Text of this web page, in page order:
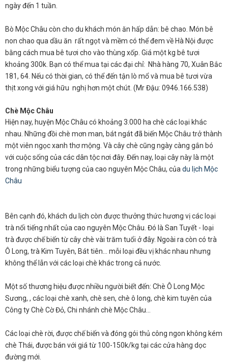
ngày đến 1 tuần.
Bò Mộc Châu còn cho du khách món ăn hấp dẫn: bê chao. Món bê
non chao qua dầu ăn rất ngọt và mềm có thể đem về Hà Nội được
bằng cách mua bê tươi cho vào thùng xốp. Giá một kg bê tươi
khoảng 300k. Bạn có thể mua tại các đại chỉ: Nhà hàng 70, Xuân Bắc
181, 64. Nếu có thời gian, có thể đến tận lò mổ và mua bê tươi vừa
thịt xong với giá hữu nghị hơn một chút. (Mr Đậu: 0946.166.538)
Chè Mộc Châu
Hiện nay, huyện Mộc Châu có khoảng 3.000 ha chè các loại khác
nhau. Những đồi chè mơn man, bát ngát đã biến Mộc Châu trở thành
một viên ngọc xanh thơ mộng. Và cây chè cũng ngày càng gắn bó
với cuộc sống của các dân tộc nơi đây. Đến nay, loại cây này là một
trong những biểu tượng của cao nguyên Mộc Châu, của du lịch Mộc
Châu
Bên cạnh đó, khách du lịch còn được thưởng thức hương vị các loại
trà nổi tiếng nhất của cao nguyên Mộc Châu. Đó là San Tuyết - loại
trà được chế biến từ cây chè vài trăm tuổi ở đây. Ngoài ra còn có trà
Ô Long, trà Kim Tuyên, Bát tiên… mỗi loại đều vị khác nhau nhưng
không thể lẫn với các loại chè khác trong cả nước.
Một số thương hiệu được nhiều người biết đến: Chè Ô Long Mộc
Sương, , các loại chè xanh, chè sen, chè ô long, chè kim tuyên của
Công ty Chè Cờ Đỏ, Chi nhánh chè Mộc Châu…
Các loại chè rời, được chế biến và đóng gói thủ công ngon không kém
chè Thái, được bán với giá từ 100-150k/kg tại các cửa hàng dọc
đường mới.